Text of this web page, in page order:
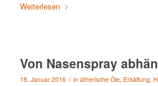
Weiterlesen
Von Nasenspray
18. Januar 2016 / in ätherische Öle, Erkältung,